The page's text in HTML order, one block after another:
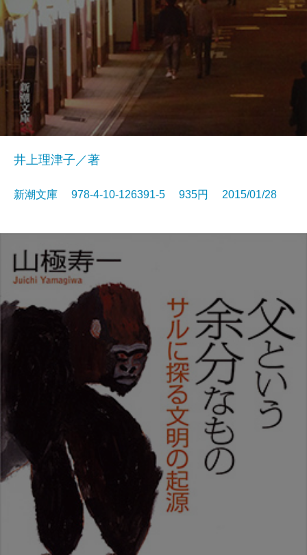
井上理津子／著
新潮文庫 978-4-10-126391-5 935円 2015/01/28